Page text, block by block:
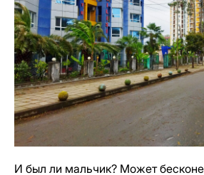
И был ли мальчик? Может